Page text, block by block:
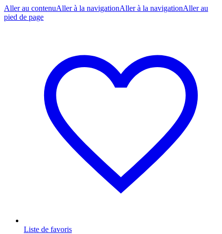
Aller au contenuAller à la navigationAller à la navigationAller au
pied de page
Liste de favoris